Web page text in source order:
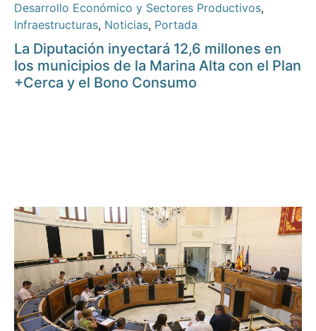
Desarrollo Económico y Sectores Productivos,
Infraestructuras, Noticias, Portada
La Diputación inyectará 12,6 millones en
los municipios de la Marina Alta con el Plan
+Cerca y el Bono Consumo